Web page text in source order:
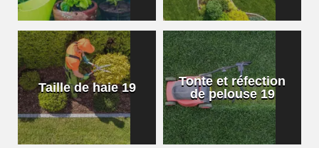
Taille de haie 19
Tonte et réfection
de pelouse 19